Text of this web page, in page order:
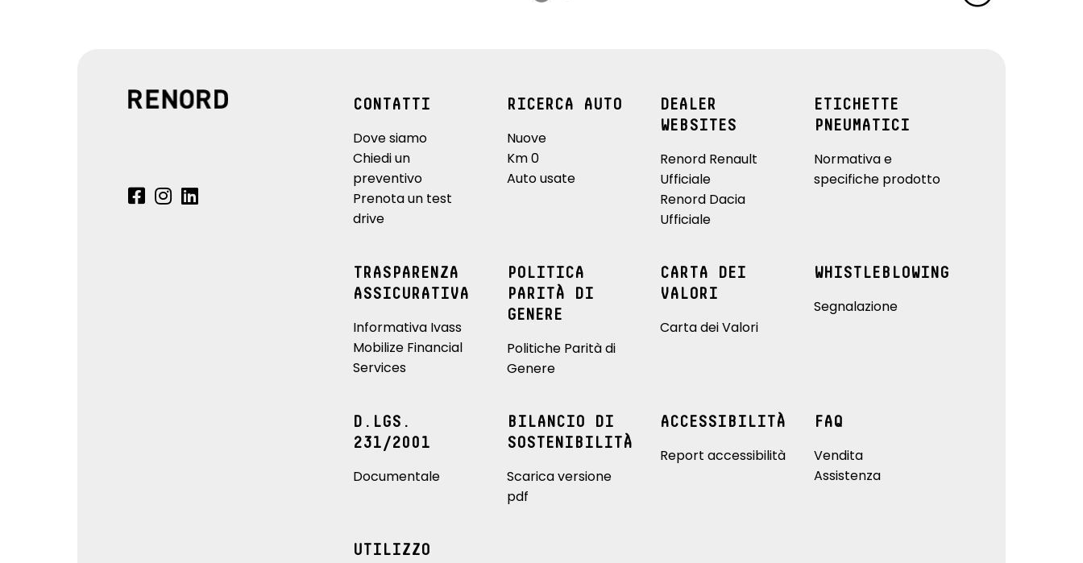
CONTATTI
Dove siamo
Chiedi un
preventivo
Prenota un test
drive
RICERCA AUTO
Nuove
Km 0
Auto usate
DEALER
WEBSITES
Renord Renault
Ufficiale
Renord Dacia
Ufficiale
ETICHETTE
PNEUMATICI
Normativa e
specifiche prodotto
TRASPARENZA
ASSICURATIVA
Informativa Ivass
Mobilize Financial
Services
POLITICA
PARITÀ DI
GENERE
Politiche Parità di
Genere
CARTA DEI
VALORI
Carta dei Valori
WHISTLEBLOWING
Segnalazione
D.LGS.
231/2001
Documentale
BILANCIO DI
SOSTENIBILITÀ
Scarica versione
pdf
ACCESSIBILITÀ
Report accessibilità
FAQ
Vendita
Assistenza
UTILIZZO